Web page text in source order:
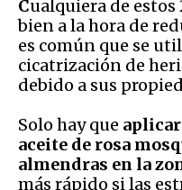
Cualquiera de
bien a la hora de
es común que se
cicatrización de
debido a sus
Solo hay que aplicar
aceite de rosa
almendras en la
más rápido si las